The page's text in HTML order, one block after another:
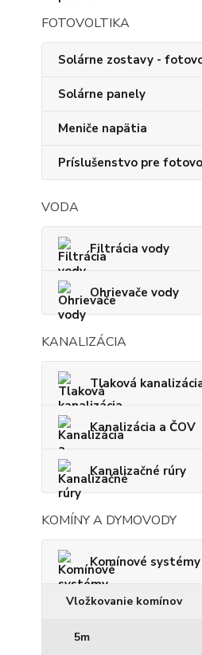
FOTOVOLTIKA
Solárne zostavy -
Solárne panely
Meniče napätia
Príslušenstvo pre
VODA
Filtrácia vody
Ohrievače vody
KANALIZÁCIA
Tlaková
Kanalizácia a ČOV
Kanalizačné rúry
KOMÍNY A DYMOVODY
Komínové systémy
Vložkovanie komínov
5m